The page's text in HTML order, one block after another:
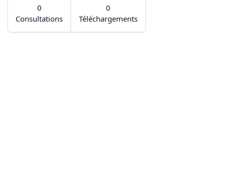
0
Consultations
0
Téléchargements